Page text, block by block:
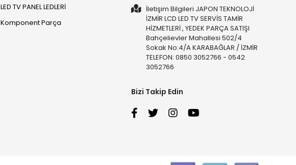
LED TV PANEL LEDLERİ
Komponent Parça
İletişim Bilgileri JAPON TEKNOLOJİ
İZMİR LCD LED TV SERVİS TAMİR
HİZMETLERİ , YEDEK PARÇA SATIŞI
Bahçelievler Mahallesi 502/4
Sokak No:4/A KARABAĞLAR / İZMİR
TELEFON: 0850 3052766 - 0542
3052766
Bizi Takip Edin